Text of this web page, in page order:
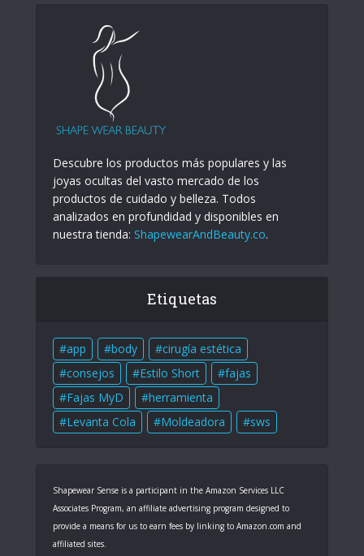
Descubre los productos más populares y las
joyas ocultas del vasto mercado de los
productos de cuidado y belleza. Todos
analizados en profundidad y disponibles en
nuestra tienda: ShapewearAndBeauty.co.
Etiquetas
app body
cirugía estética
consejos
Estilo Short
fajas
Fajas MyD
herramienta
Levanta Cola
Moldeadora sws
Shapewear Sense is a participant in the Amazon Services LLC
Associates Program, an affiliate advertising program designed to
provide a means for us to earn fees by linking to Amazon.com and
affiliated sites.